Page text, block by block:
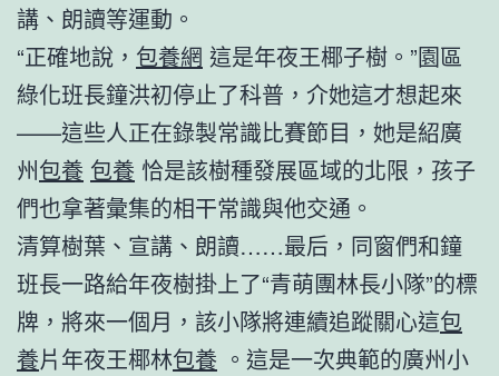
講、朗讀等運動。
“正確地說， 包養網 這是年夜王椰子樹。”園區
綠化班長鐘洪初停止了科普，介她這才想起來
——這些人正在錄製常識比賽節目，她是紹廣
州包養 包養 恰是該樹種發展區域的北限，孩子
們也拿著彙集的相干常識與他交通。
清算樹葉、宣講、朗讀……最后，同窗們和鐘
班長一路給年夜樹掛上了“青萌團林長小隊”的標
牌，將來一個月，該小隊將連續追蹤關心這包
養片年夜王椰林包養 。這是一次典範的廣州小